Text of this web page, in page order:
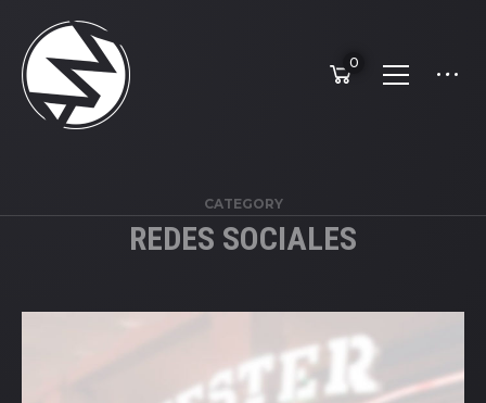
0
CATEGORY
REDES SOCIALES